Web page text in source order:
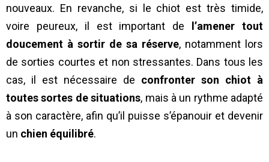
nouveaux. En revanche, si le chiot est très timide,
voire peureux, il est important de l’amener tout
doucement à sortir de sa réserve, notamment lors
de sorties courtes et non stressantes. Dans tous les
cas, il est nécessaire de confronter son chiot à
toutes sortes de situations, mais à un rythme adapté
à son caractère, afin qu’il puisse s’épanouir et devenir
un chien équilibré.